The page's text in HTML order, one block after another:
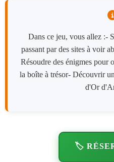
Dans ce jeu, vous allez :-
passant par des sites à voir
Résoudre des énigmes pour
la boîte à trésor- Découvrir
d'Or
🏷️